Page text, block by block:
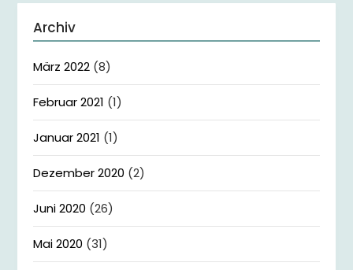
Archiv
März 2022 (8)
Februar 2021 (1)
Januar 2021 (1)
Dezember 2020 (2)
Juni 2020 (26)
Mai 2020 (31)